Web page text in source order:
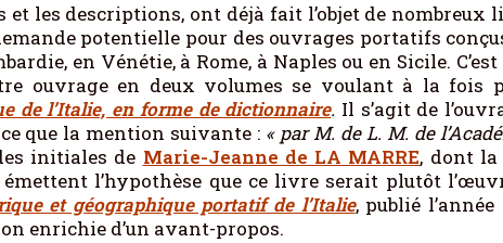
les descriptions, ont déjà fait l’objet de nombreux
potentielle pour des ouvrages portatifs
en Vénétie, à Rome, à Naples ou en Sicile.
ouvrage en deux volumes se voulant à la fois
de l’Italie, en forme de dictionnaire. Il s’agit de
que la mention suivante : « par M. de L. M. de
initiales de Marie-Jeanne de LA MARRE, dont la
l’hypothèse que ce livre serait plutôt
et géographique portatif de l’Italie, publié
enrichie d’un avant-propos.